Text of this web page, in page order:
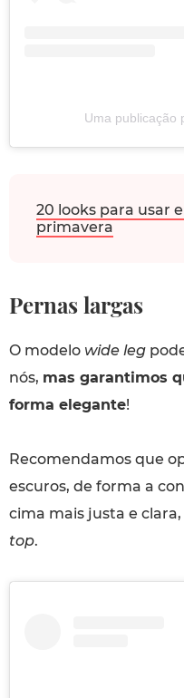
Uma publicação
20 looks para usar
primavera
Pernas largas
O modelo wide leg
nós, mas garantimos
forma elegante!
Recomendamos que
escuros, de forma a
cima mais justa e
top.